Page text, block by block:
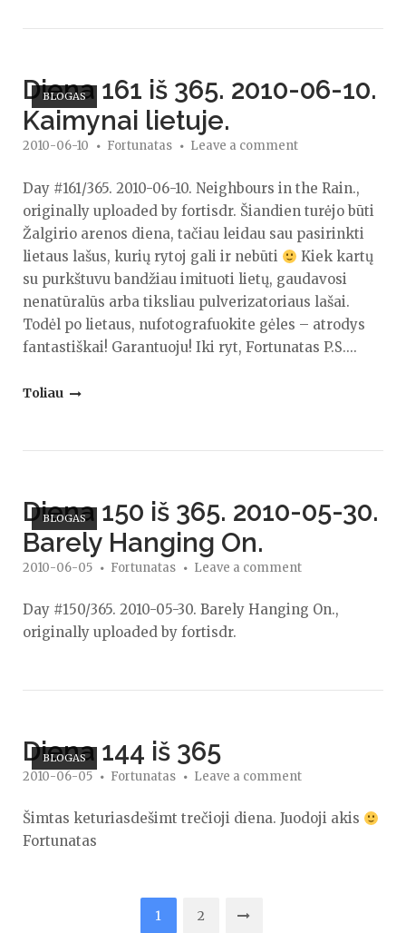
BLOGAS
Diena 161 iš 365. 2010-06-10.
Kaimynai lietuje.
2010-06-10 Fortunatas Leave a comment
Day #161/365. 2010-06-10. Neighbours in the Rain.,
originally uploaded by fortisdr. Šiandien turėjo būti
Žalgirio arenos diena, tačiau leidau sau pasirinkti
lietaus lašus, kurių rytoj gali ir nebūti
Kiek kartų
su purkštuvu bandžiau imituoti lietų, gaudavosi
nenatūralūs arba tiksliau pulverizatoriaus lašai.
Todėl po lietaus, nufotografuokite gėles – atrodys
fantastiškai! Garantuoju! Iki ryt, Fortunatas P.S....
"Diena
06-
10.
Kaimynai
lietuje."
Toliau
BLOGAS
Diena 150 iš 365. 2010-05-30.
Barely Hanging On.
2010-06-05 Fortunatas Leave a comment
Day #150/365. 2010-05-30. Barely Hanging On.,
originally uploaded by fortisdr.
BLOGAS
Diena 144 iš 365
2010-06-05 Fortunatas Leave a comment
Šimtas keturiasdešimt trečioji diena. Juodoji akis
Fortunatas
1 2